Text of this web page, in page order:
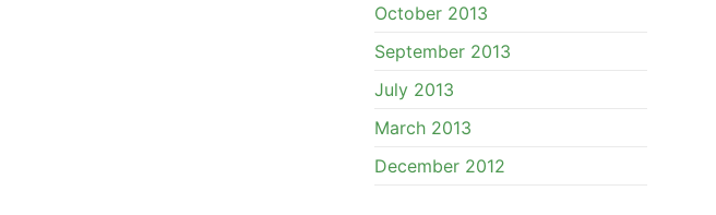
October 2013
September 2013
July 2013
March 2013
December 2012